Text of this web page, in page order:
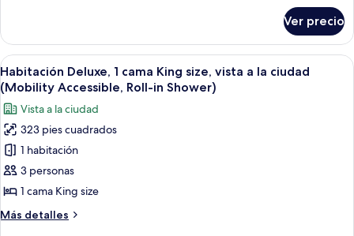
vista
a
la
ciudad
(Mobility
Accessible,
Roll-
In
Shower)
Deluxe,
cama
King
size,
vista
a
la
ciudad
(Mobility
Roll-
In
Shower)
Ver precio
Abrir
todas
las
fotos
de
Habitación
Deluxe,
1
cama
King
Una habitación de hotel moderna
6
Habitación Deluxe, 1 cama King size, vista a la ciudad
(Mobility Accessible, Roll-in Shower)
Vista a la ciudad
323 pies cuadrados
1 habitación
3 personas
1 cama King size
Más detalles
Más